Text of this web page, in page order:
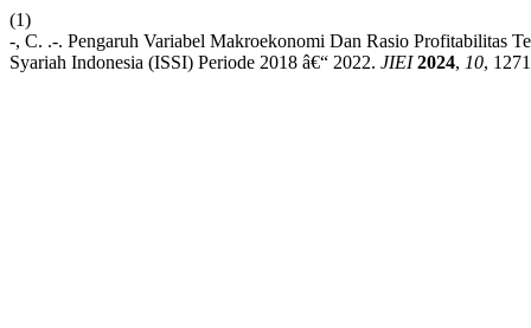
(1)
-, C. .-. Pengaruh Variabel Makroekonomi Dan Rasio Profitabilitas
Syariah Indonesia (ISSI) Periode 2018 â€“ 2022. JIEI 2024, 10,